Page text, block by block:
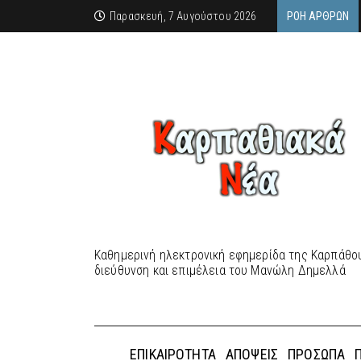
Παρασκευή, 7 Αυγούστου 2026 ΡΟΉ ΆΡΘΡΩΝ
Καθημερινή ηλεκτρονική εφημερίδα της
διεύθυνση και επιμέλεια του Μανώλη Δημελλά
ΕΠΙΚΑΙΡΌΤΗΤΑ ΑΠΌΨΕΙΣ ΠΡΌΣΩΠΑ